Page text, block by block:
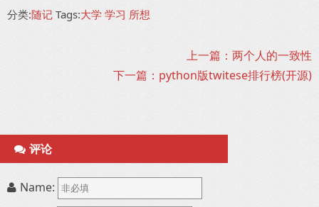
分类:随记 Tags:大学 学习 所想
上一篇：两个人的一致性
下一篇：python版twitese排行榜(开源)
评论
Name: